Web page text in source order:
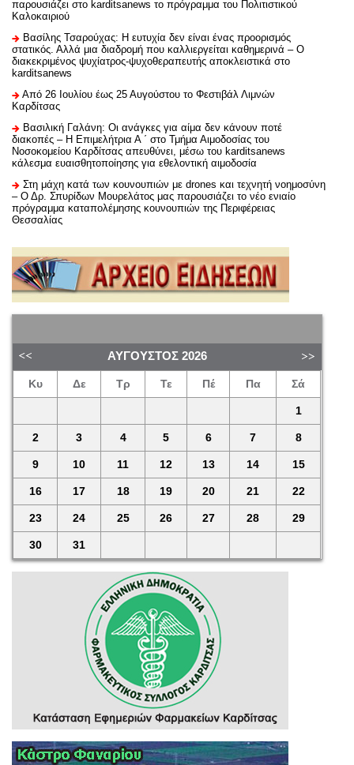
παρουσιάζει στο karditsanews το πρόγραμμα του Πολιτιστικού
Καλοκαιριού
Βασίλης Τσαρούχας: Η ευτυχία δεν είναι ένας προορισμός
στατικός. Αλλά μια διαδρομή που καλλιεργείται καθημερινά – Ο
διακεκριμένος ψυχίατρος-ψυχοθεραπευτής αποκλειστικά στο
karditsanews
Από 26 Ιουλίου έως 25 Αυγούστου το Φεστιβάλ Λιμνών
Καρδίτσας
Βασιλική Γαλάνη: Οι ανάγκες για αίμα δεν κάνουν ποτέ
διακοπές – Η Επιμελήτρια Α ΄ στο Τμήμα Αιμοδοσίας του
Νοσοκομείου Καρδίτσας απευθύνει, μέσω του karditsanews
κάλεσμα ευαισθητοποίησης για εθελοντική αιμοδοσία
Στη μάχη κατά των κουνουπιών με drones και τεχνητή νοημοσύνη
– Ο Δρ. Σπυρίδων Μουρελάτος μας παρουσιάζει το νέο ενιαίο
πρόγραμμα καταπολέμησης κουνουπιών της Περιφέρειας
Θεσσαλίας
ΑΎΓΟΥΣΤΟΣ 2026
Κυ Δε Τρ Τε Πέ Πα Σά
1
2 3 4 5 6 7 8
9 10 11 12 13 14 15
16 17 18 19 20 21 22
23 24 25 26 27 28 29
30 31